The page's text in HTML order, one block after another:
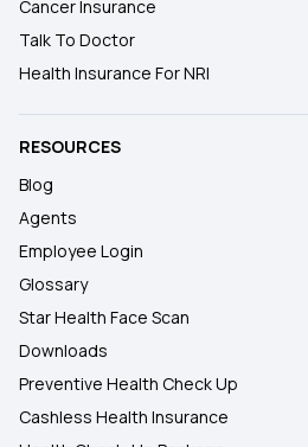
Cancer Insurance
Talk To Doctor
Health Insurance For NRI
RESOURCES
Blog
Agents
Employee Login
Glossary
Star Health Face Scan
Downloads
Preventive Health Check Up
Cashless Health Insurance